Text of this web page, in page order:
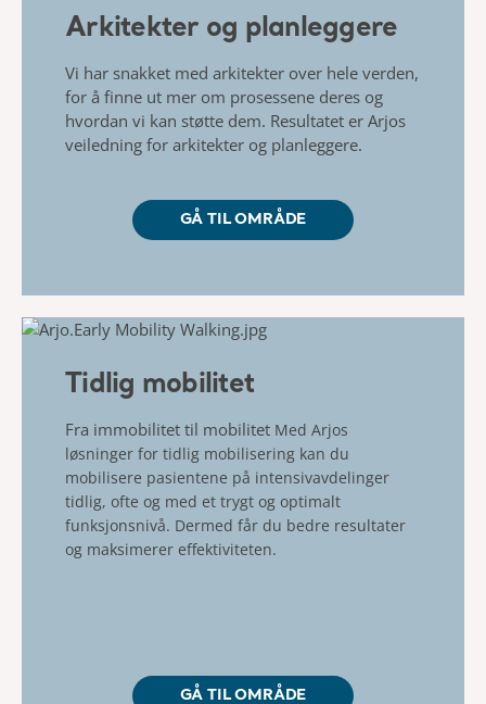
Arkitekter og planleggere
Vi har snakket med arkitekter over hele verden,
for å finne ut mer om prosessene deres og
hvordan vi kan støtte dem. Resultatet er Arjos
veiledning for arkitekter og planleggere.
GÅ TIL OMRÅDE
Tidlig mobilitet
Fra immobilitet til mobilitet Med Arjos
løsninger for tidlig mobilisering kan du
mobilisere pasientene på intensivavdelinger
tidlig, ofte og med et trygt og optimalt
funksjonsnivå. Dermed får du bedre resultater
og maksimerer effektiviteten.
GÅ TIL OMRÅDE